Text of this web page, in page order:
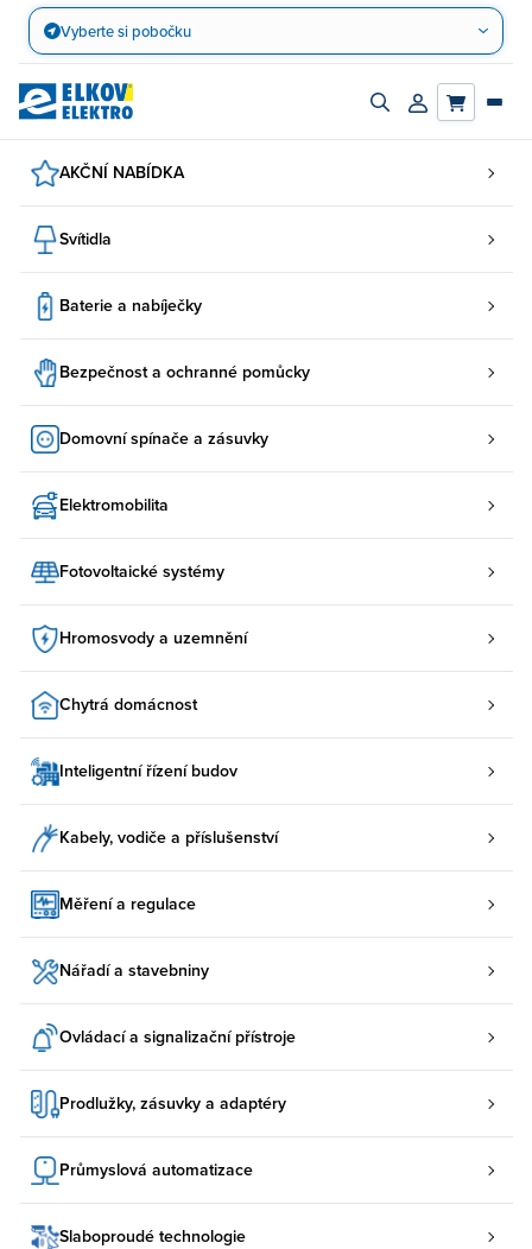
Přejít
obsah
Vyberte si pobočku
Zapnout/vypnout
Přihlásit/
AKČNÍ NABÍDKA
Svítidla
Baterie a nabíječky
Bezpečnost a ochranné pomůcky
Domovní spínače a zásuvky
Elektromobilita
Fotovoltaické systémy
Hromosvody a uzemnění
Chytrá domácnost
Inteligentní řízení budov
Kabely, vodiče a příslušenství
Měření a regulace
Nářadí a stavebniny
Ovládací a signalizační přístroje
Prodlužky, zásuvky a adaptéry
Průmyslová automatizace
Slaboproudé technologie